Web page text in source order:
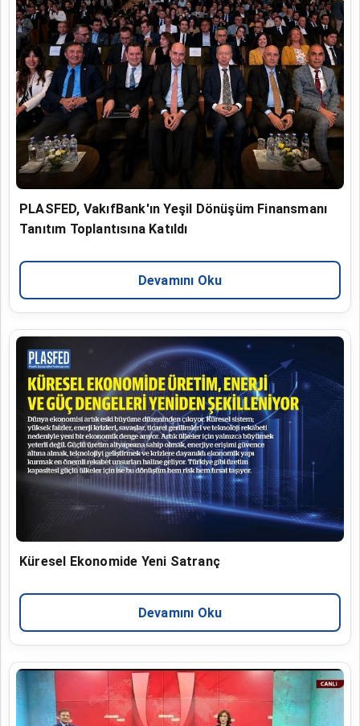
PLASFED, VakıfBank'ın Yeşil Dönüşüm Finansmanı
Tanıtım Toplantısına Katıldı
Devamını Oku
Küresel Ekonomide Yeni Satranç
Devamını Oku